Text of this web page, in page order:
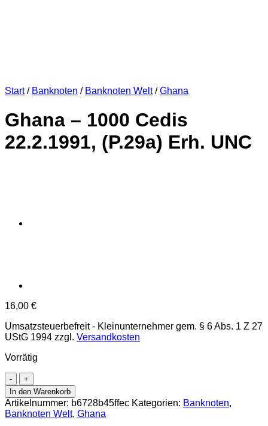
Start / Banknoten / Banknoten Welt / Ghana
Ghana – 1000 Cedis
22.2.1991, (P.29a) Erh. UNC
16,00 €
Umsatzsteuerbefreit - Kleinunternehmer gem. § 6 Abs. 1 Z 27
UStG 1994 zzgl. Versandkosten
Vorrätig
Ghana
-
1000
Cedis
22.2.1991,
In den Warenkorb
Artikelnummer: b6728b45ffec Kategorien: Banknoten,
Banknoten Welt, Ghana